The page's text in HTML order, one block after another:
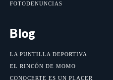
FOTODENUNCIAS
Blog
LA PUNTILLA DEPORTIVA
EL RINCÓN DE MOMO
CONOCERTE ES UN PLACER